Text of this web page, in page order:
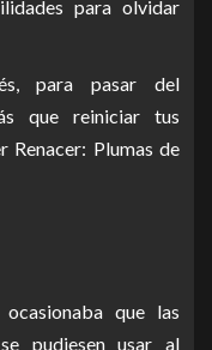
para olvidar
para pasar del
que reiniciar tus
Renacer: Plumas de
que las
pudiesen usar al